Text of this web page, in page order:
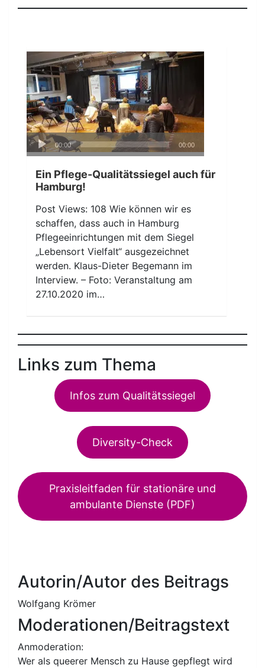
Audio-
Player
00:00 00:00
Ein Pflege-Qualitätssiegel auch für
Hamburg!
Post Views: 108 Wie können wir es
schaffen, dass auch in Hamburg
Pflegeeinrichtungen mit dem Siegel
„Lebensort Vielfalt“ ausgezeichnet
werden. Klaus-Dieter Begemann im
Interview. – Foto: Veranstaltung am
27.10.2020 im…
Links zum Thema
Infos zum Qualitätssiegel
Diversity-Check
Praxisleitfaden für stationäre und
ambulante Dienste (PDF)
Autorin/Autor des Beitrags
Wolfgang Krömer
Moderationen/Beitragstext
Anmoderation:
Wer als queerer Mensch zu Hause gepflegt wird